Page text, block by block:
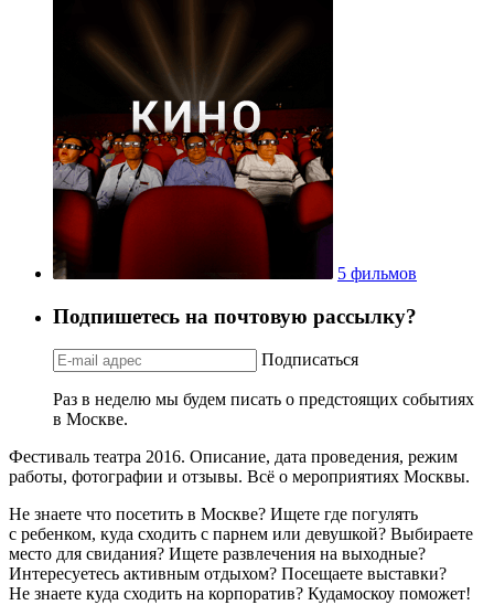
5 фильмов
Подпишетесь на почтовую рассылку?
Подписаться
Раз в неделю мы будем писать о предстоящих событиях
в Москве.
Фестиваль театра 2016. Описание, дата проведения, режим
работы, фотографии и отзывы. Всё о мероприятиях Москвы.
Не знаете что посетить в Москве? Ищете где погулять
с ребенком, куда сходить с парнем или девушкой? Выбираете
место для свидания? Ищете развлечения на выходные?
Интересуетесь активным отдыхом? Посещаете выставки?
Не знаете куда сходить на корпоратив? Кудамоскоу поможет!